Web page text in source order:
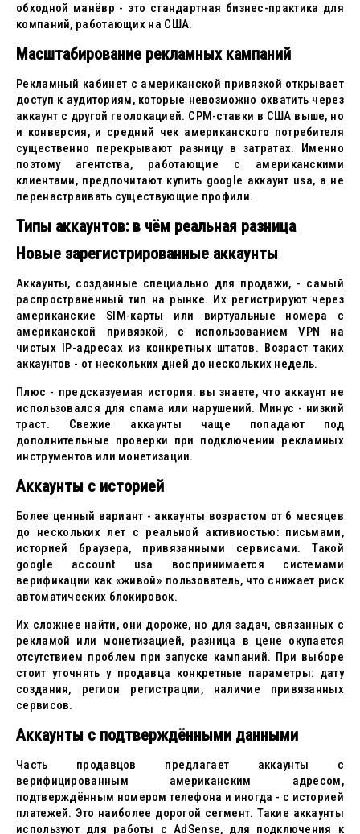
обходной манёвр - это стандартная бизнес-практика для
компаний, работающих на США.
Масштабирование рекламных кампаний
Рекламный кабинет с американской привязкой открывает
доступ к аудиториям, которые невозможно охватить через
аккаунт с другой геолокацией. CPM-ставки в США выше, но
и конверсия, и средний чек американского потребителя
существенно перекрывают разницу в затратах. Именно
поэтому агентства, работающие с американскими
клиентами, предпочитают купить google аккаунт usa, а не
перенастраивать существующие профили.
Типы аккаунтов: в чём реальная разница
Новые зарегистрированные аккаунты
Аккаунты, созданные специально для продажи, - самый
распространённый тип на рынке. Их регистрируют через
американские SIM-карты или виртуальные номера с
американской привязкой, с использованием VPN на
чистых IP-адресах из конкретных штатов. Возраст таких
аккаунтов - от нескольких дней до нескольких недель.
Плюс - предсказуемая история: вы знаете, что аккаунт не
использовался для спама или нарушений. Минус - низкий
траст. Свежие аккаунты чаще попадают под
дополнительные проверки при подключении рекламных
инструментов или монетизации.
Аккаунты с историей
Более ценный вариант - аккаунты возрастом от 6 месяцев
до нескольких лет с реальной активностью: письмами,
историей браузера, привязанными сервисами. Такой
google account usa воспринимается системами
верификации как «живой» пользователь, что снижает риск
автоматических блокировок.
Их сложнее найти, они дороже, но для задач, связанных с
рекламой или монетизацией, разница в цене окупается
отсутствием проблем при запуске кампаний. При выборе
стоит уточнять у продавца конкретные параметры: дату
создания, регион регистрации, наличие привязанных
сервисов.
Аккаунты с подтверждёнными данными
Часть продавцов предлагает аккаунты с
верифицированным американским адресом,
подтверждённым номером телефона и иногда - с историей
платежей. Это наиболее дорогой сегмент. Такие аккаунты
используют для работы с AdSense, для подключения к